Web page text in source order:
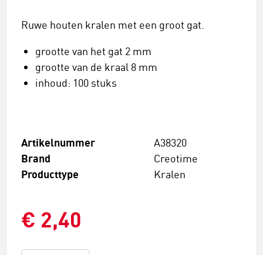
Ruwe houten kralen met een groot gat.
grootte van het gat 2 mm
grootte van de kraal 8 mm
inhoud: 100 stuks
Artikelnummer A38320
Brand Creotime
Producttype Kralen
€ 2,40